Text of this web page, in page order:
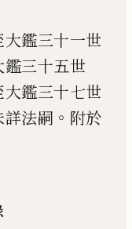
大鑑三十一世
鑑三十五世
大鑑三十七世
詳法嗣 。 附於